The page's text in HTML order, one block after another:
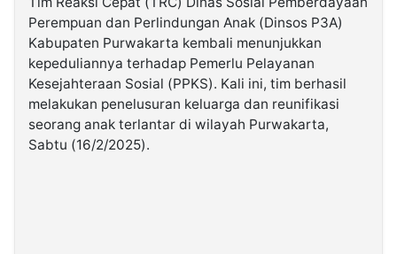
Kabarbaru.co
2026
Kabarbaru
Media
Perempuan dan Perlindungan Anak (Dinsos P3A)
Kabupaten Purwakarta kembali menunjukkan
kepeduliannya terhadap Pemerlu Pelayanan
Kesejahteraan Sosial (PPKS). Kali ini, tim berhasil
melakukan penelusuran keluarga dan reunifikasi
seorang anak terlantar di wilayah Purwakarta,
Sabtu (16/2/2025).